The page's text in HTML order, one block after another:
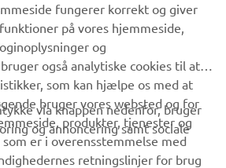
fungerer korrekt og giver
på vores hjemmeside,
og
også analytiske cookies til at
som kan hjælpe os med at
bruger vores websted og for
produkter, tjenester og
er i overensstemmelse med
retningslinjer for brug
via knappen nedenfor, bruger
og annoncering samt sociale